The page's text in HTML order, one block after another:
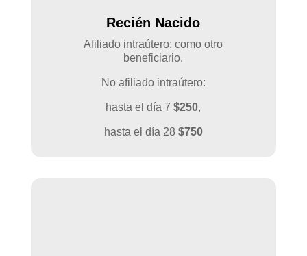
Recién Nacido
Afiliado intraútero: como otro
beneficiario.
No afiliado intraútero:
hasta el día 7$250,
hasta el día 28 $750